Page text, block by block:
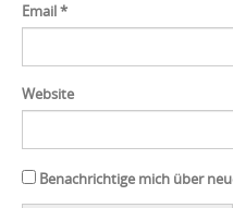
Email*
Website
Benachrichtige mich über